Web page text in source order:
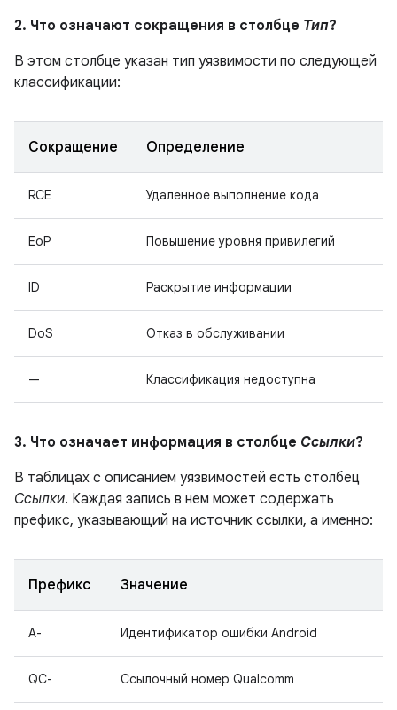
2. Что означают сокращения в столбце Тип?
В этом столбце указан тип уязвимости по следующей
классификации:
Сокращение Определение
RCE Удаленное выполнение кода
EoP Повышение уровня привилегий
ID Раскрытие информации
DoS Отказ в обслуживании
— Классификация недоступна
3. Что означает информация в столбце Ссылки?
В таблицах с описанием уязвимостей есть столбец
Ссылки. Каждая запись в нем может содержать
префикс, указывающий на источник ссылки, а именно:
Префикс Значение
A- Идентификатор ошибки Android
QC- Ссылочный номер Qualcomm